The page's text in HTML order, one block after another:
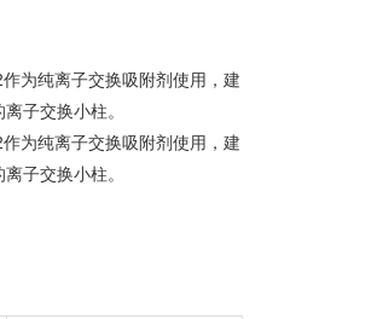
为纯离子交换吸附剂使用，建
子交换小柱。
为纯离子交换吸附剂使用，建
子交换小柱。